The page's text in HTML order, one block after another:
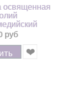
освященная
в киоте
см
руб